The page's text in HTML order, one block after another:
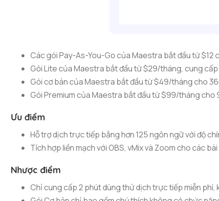
Các gói Pay-As-You-Go của Maestra bắt đầu từ $12
Gói Lite của Maestra bắt đầu từ $29/tháng, cung cấp
Gói cơ bản của Maestra bắt đầu từ $49/tháng cho
Gói Premium của Maestra bắt đầu từ $99/tháng
Ưu điểm
Hỗ trợ dịch trực tiếp bằng hơn 125 ngôn ngữ với độ
Tích hợp liền mạch với OBS, vMix và Zoom cho các
Nhược điểm
Chỉ cung cấp 2 phút dùng thử dịch trực tiếp miễn